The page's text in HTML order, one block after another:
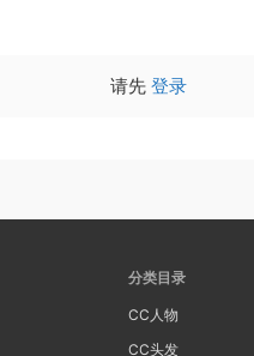
请先 登录
分类目录
CC人物
CC头发